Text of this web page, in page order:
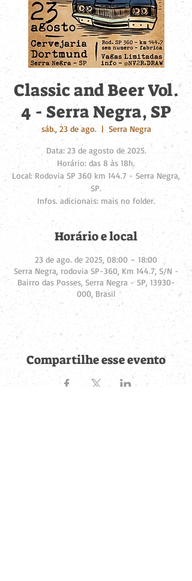
Classic and Beer Vol.
4 - Serra Negra, SP
sáb., 23 de ago.
  |
Serra Negra
Data: 23 de agosto de 2025.
Horário: das 8 às 18h.
Local: Rodovia SP 360 km 144.7 - Serra Negra,
SP.
Infos. adicionais: mais no folder.
Horário e local
23 de ago. de 2025, 08:00 – 18:00
Serra Negra, rodovia SP-360, Km 144.7, S/N -
Bairro das Posses, Serra Negra - SP, 13930-
000, Brasil
Compartilhe esse evento